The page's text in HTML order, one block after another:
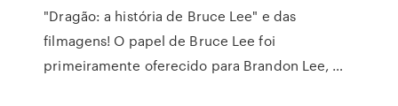
"Dragão: a história de Bruce Lee" e das
filmagens! O papel de Bruce Lee foi
primeiramente oferecido para Brandon Lee, …